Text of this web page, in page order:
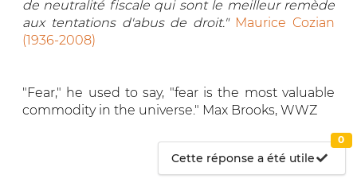
de neutralité fiscale qui sont le meilleur remède
aux tentations d'abus de droit." Maurice Cozian
(1936-2008)
"Fear," he used to say, "fear is the most valuable
commodity in the universe." Max Brooks, WWZ
Cette réponse a été utile
0